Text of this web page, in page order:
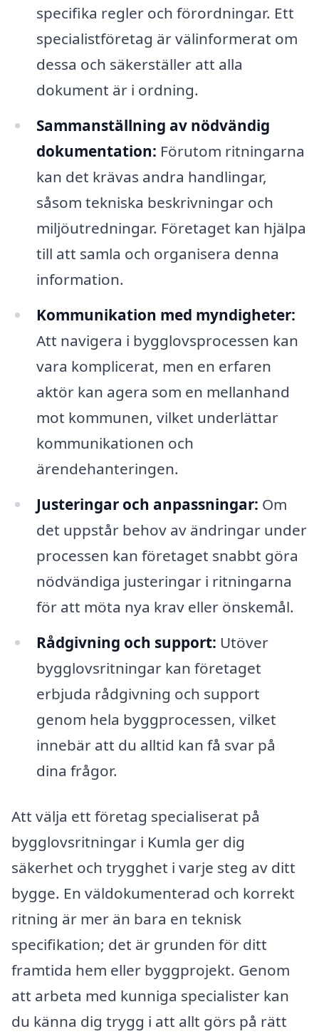
specifika regler och förordningar. Ett
specialistföretag är välinformerat om
dessa och säkerställer att alla
dokument är i ordning.
Sammanställning av nödvändig
dokumentation: Förutom ritningarna
kan det krävas andra handlingar,
såsom tekniska beskrivningar och
miljöutredningar. Företaget kan hjälpa
till att samla och organisera denna
information.
Kommunikation med myndigheter:
Att navigera i bygglovsprocessen kan
vara komplicerat, men en erfaren
aktör kan agera som en mellanhand
mot kommunen, vilket underlättar
kommunikationen och
ärendehanteringen.
Justeringar och anpassningar: Om
det uppstår behov av ändringar under
processen kan företaget snabbt göra
nödvändiga justeringar i ritningarna
för att möta nya krav eller önskemål.
Rådgivning och support: Utöver
bygglovsritningar kan företaget
erbjuda rådgivning och support
genom hela byggprocessen, vilket
innebär att du alltid kan få svar på
dina frågor.
Att välja ett företag specialiserat på
bygglovsritningar i Kumla ger dig
säkerhet och trygghet i varje steg av ditt
bygge. En väldokumenterad och korrekt
ritning är mer än bara en teknisk
specifikation; det är grunden för ditt
framtida hem eller byggprojekt. Genom
att arbeta med kunniga specialister kan
du känna dig trygg i att allt görs på rätt